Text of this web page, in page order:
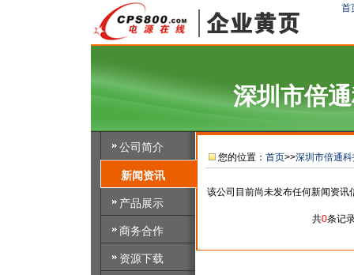
首
深圳市倍
公司简介
新闻资讯
产品展示
商务合作
资源下载
您的位置： 首页>>深圳市倍通
该公司目前尚未发布任何新闻资讯
共0条记